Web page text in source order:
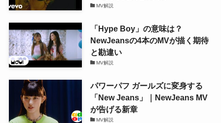
MV解説
「Hype Boy」の意味は？
NewJeansの4本のMVが描く期待
と勘違い
MV解説
パワーパフ ガールズに変身する
「New Jeans」｜NewJeans MV
が告げる新章
MV解説